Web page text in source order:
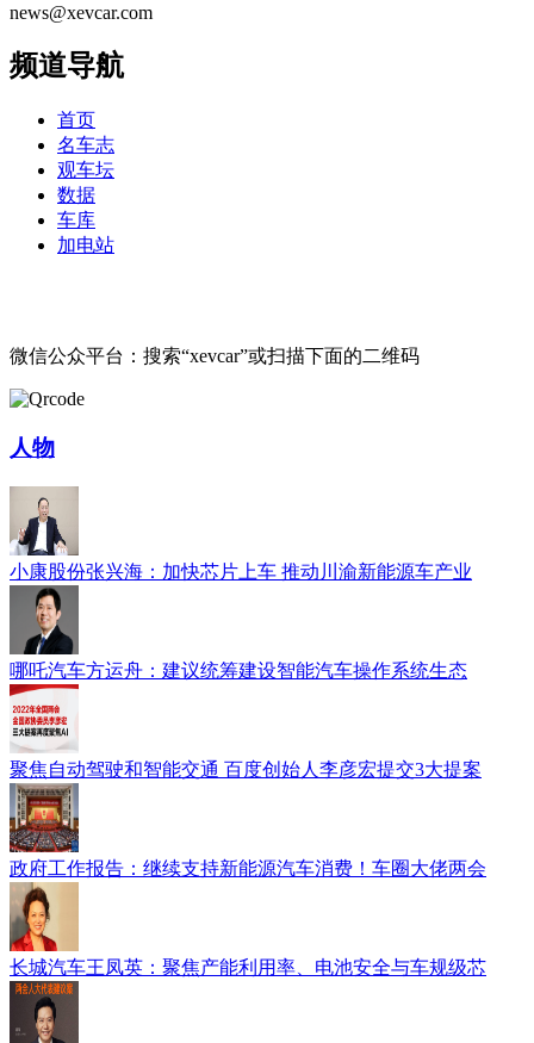
news@xevcar.com
频道导航
首页
名车志
观车坛
数据
车库
加电站
微信公众平台：搜索“xevcar”或扫描下面的二维码
人物
小康股份张兴海：加快芯片上车 推动川渝新能源车产业
哪吒汽车方运舟：建议统筹建设智能汽车操作系统生态
聚焦自动驾驶和智能交通 百度创始人李彦宏提交3大提案
政府工作报告：继续支持新能源汽车消费！车圈大佬两会
长城汽车王凤英：聚焦产能利用率、电池安全与车规级芯